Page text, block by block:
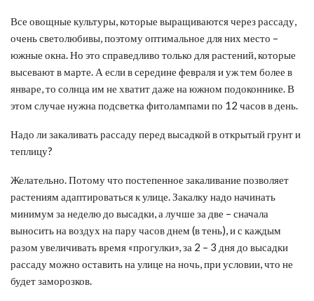
Все овощные культуры, которые выращиваются через рассаду,
очень светолюбивы, поэтому оптимальное для них место –
южные окна. Но это справедливо только для растений, которые
высевают в марте. А если в середине февраля и уж тем более в
январе, то солнца им не хватит даже на южном подоконнике. В
этом случае нужна подсветка фитолампами по 12 часов в день.
Надо ли закаливать рассаду перед высадкой в открытый грунт и
теплицу?
Желательно. Потому что постепенное закаливание позволяет
растениям адаптироваться к улице. Закалку надо начинать
минимум за неделю до высадки, а лучше за две – сначала
выносить на воздух на пару часов днем (в тень), и с каждым
разом увеличивать время «прогулки», за 2 – 3 дня до высадки
рассаду можно оставить на улице на ночь, при условии, что не
будет заморозков.